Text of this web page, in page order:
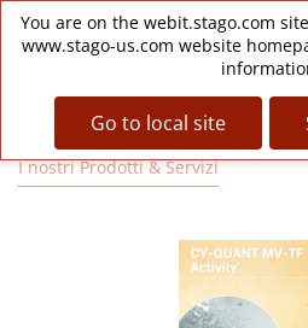
Skip
main
You are on the webit.stago.com
www.stago-us.com website
Go to local site
Menu
I nostri Prodotti & Servizi